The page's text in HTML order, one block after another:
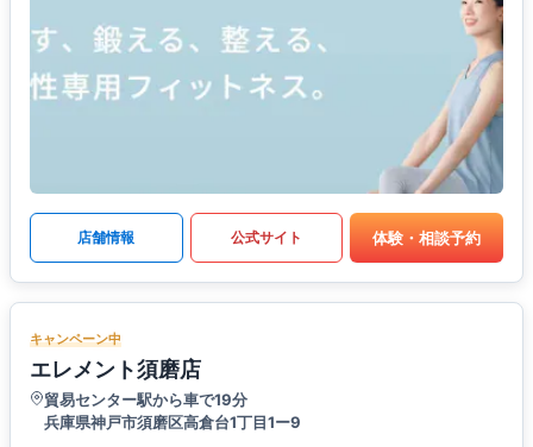
店舗情報 公式サイト 体験・相談予約
キャンペーン中
エレメント須磨店
貿易センター駅から車で19分
兵庫県神戸市須磨区高倉台1丁目1ー9